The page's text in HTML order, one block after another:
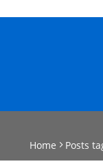
Home Posts